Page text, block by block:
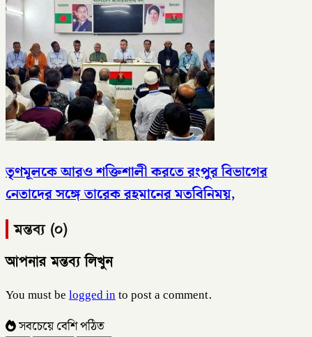
তৃণমূলকে আরও শক্তিশালী করতে রংপুর বিভাগের
নেতাদের সঙ্গে তারেক রহমানের মতবিনিময়,
মন্তব্য (০)
আপনার মন্তব্য লিখুন
You must belogged into post a comment.
সবচেয়ে বেশি পঠিত